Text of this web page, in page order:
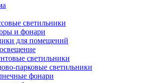
светильники
и фонари
для помещений
светильники
парковые светильники
фонари